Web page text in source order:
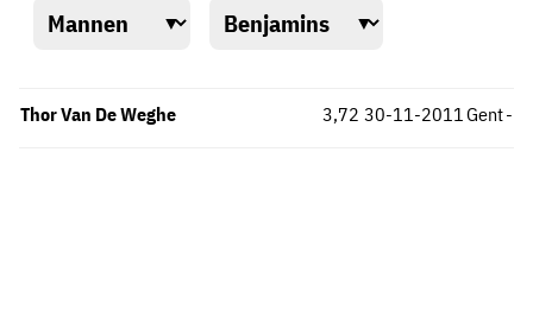
Thor Van De Weghe Gent
3,72 -
30-11-2011